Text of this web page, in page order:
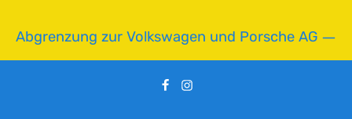
Abgrenzung zur Volkswagen und Porsche AG